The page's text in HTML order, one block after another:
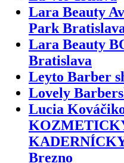
Lara Beauty
Park
Lara Beauty
Bratislava
Leyto Barber
Lovely
Lucia
Brezno